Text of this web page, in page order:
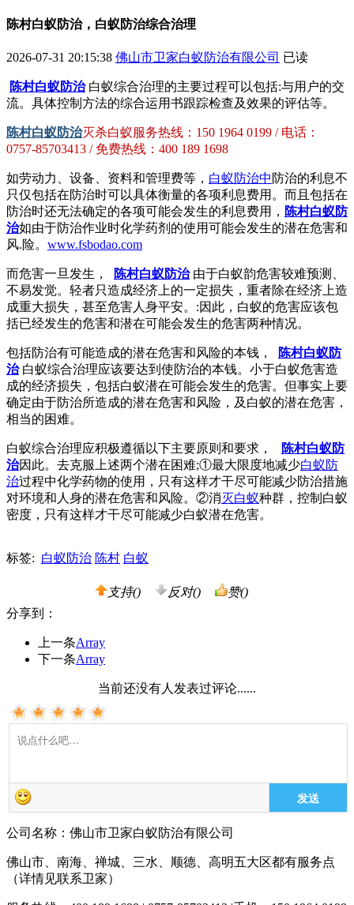
陈村白蚁防治，白蚁防治综合治理
2026-07-31 20:15:38 佛山市卫家白蚁防治有限公司 已读
陈村白蚁防治 白蚁综合治理的主要过程可以包括:与用户的交
流。具体控制方法的综合运用书跟踪检查及效果的评估等。
陈村白蚁防治灭杀白蚁服务热线：150 1964 0199 / 电话：
0757-85703413 / 免费热线：400 189 1698
如劳动力、设备、资料和管理费等， 白蚁防治中 防治的利息不
只仅包括在防治时可以具体衡量的各项利息费用。而且包括在
防治时还无法确定的各项可能会发生的利息费用， 陈村白蚁防
治如由于防治作业时化学药剂的使用可能会发生的潜在危害和
风.险。 www.fsbodao.com
而危害一旦发生， 陈村白蚁防治由于白蚁韵危害较难预测、
不易发觉。轻者只造成经济上的一定损失，重者除在经济上造
成重大损失，甚至危害人身平安。:因此，白蚁的危害应该包
括已经发生的危害和潜在可能会发生的危害两种情况。
包括防治有可能造成的潜在危害和风险的本钱，
陈村白蚁防
治白蚁综合治理应该要达到使防治的本钱。小于白蚁危害造
成的经济损失，包括白蚁潜在可能会发生的危害。但事实上要
确定由于防治所造成的潜在危害和风险，及白蚁的潜在危害，
相当的困难。
白蚁综合治理应积极遵循以下主要原则和要求，
陈村白蚁防
治因此。去克服上述两个潜在困难;①最大限度地减少白蚁防
治过程中化学药物的使用，只有这样才干尽可能减少防治措施
对环境和人身的潜在危害和风险。②消灭白蚁种群，控制白蚁
密度，只有这样才干尽可能减少白蚁潜在危害。
标签: 白蚁防治 陈村 白蚁
支持() 反对() 赞()
分享到：
上一条Array
下一条Array
当前还没有人发表过评论......
发送
公司名称：佛山市卫家白蚁防治有限公司
佛山市、南海、禅城、三水、顺德、高明五大区都有服务点
（详情见联系卫家）